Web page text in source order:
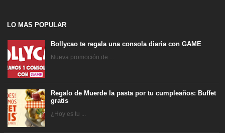
LO MAS POPULAR
Bollycao te regala una consola diaria con GAME
Nueva promoción de ...
Regalo de Muerde la pasta por tu cumpleaños: Buffet
gratis
¿Hoy es tu ...